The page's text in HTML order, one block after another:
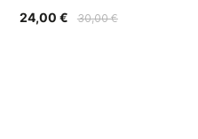
30,00 €
24,00 €